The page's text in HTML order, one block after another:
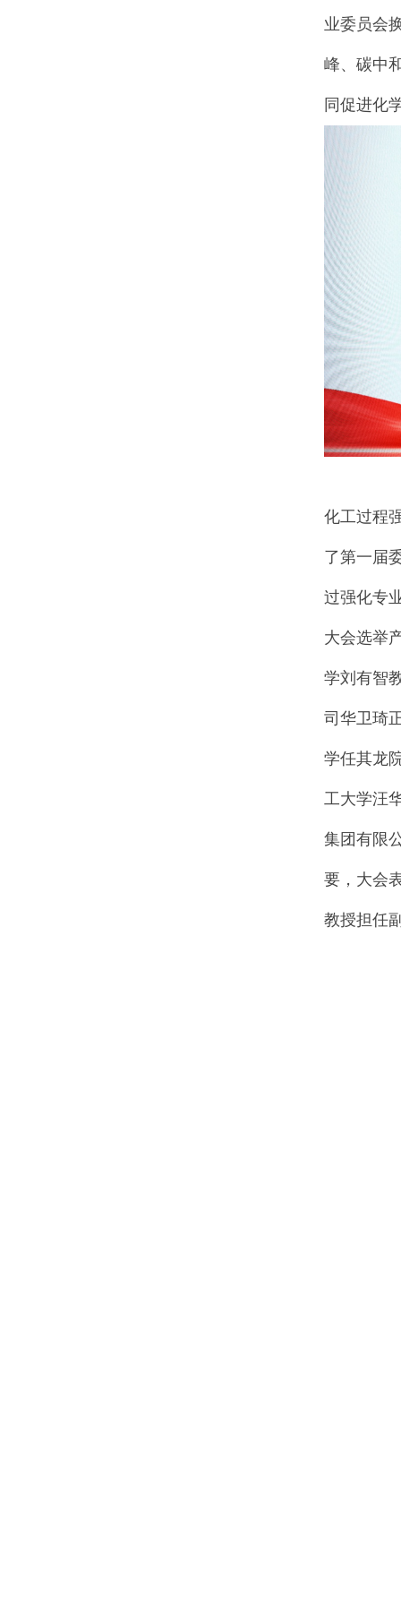
业委员会
峰、碳中
同促进化
化工过程
了第一届
过强化专
大会选举
学刘有智
司华卫琦
学任其龙
工大学汪
集团有限
要，大会
教授担任